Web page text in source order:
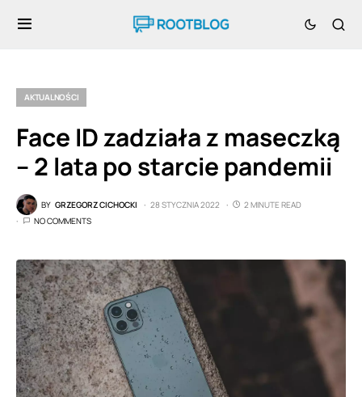
AKTUALNOŚCI
Face ID zadziała z maseczką
– 2 lata po starcie pandemii
BY GRZEGORZ CICHOCKI 28 STYCZNIA 2022
2 MINUTE READ
NO COMMENTS